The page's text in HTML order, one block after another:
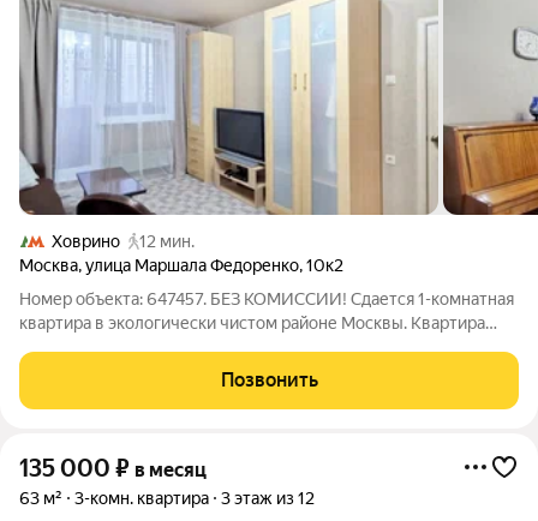
Ховрино
12 мин.
Москва,улица Маршала Федоренко,10к2
Номер объекта: 647457. БЕЗ КОМИССИИ! Сдается 1-комнатная
квартира в экологически чистом районе Москвы. Квартира
Интернет, мебель, 2 телевизора, плита, духовая печь,
микроволновка, холодильник,
Позвонить
135 000 ₽ в месяц
63 м² 3-комн. квартира 3 этаж из 12